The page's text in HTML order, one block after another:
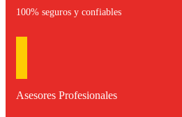
100% seguros y confiables
Asesores Profesionales